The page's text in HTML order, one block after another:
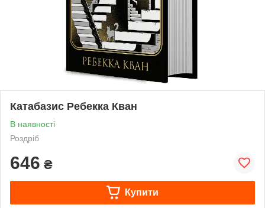
Катабазис Ребекка Кван
В наявності
Роздріб
646 ₴
Купити